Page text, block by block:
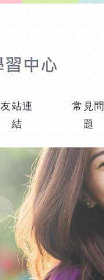
友站連
結
常見問
題